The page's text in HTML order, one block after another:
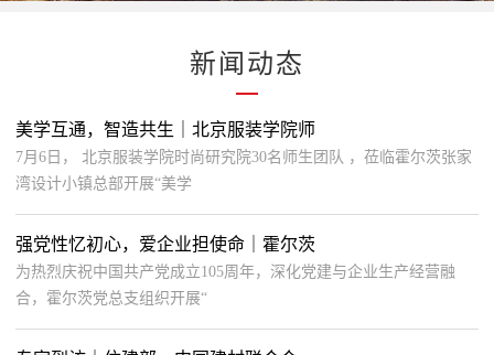
新闻动态
美学互通，智造共生｜北京服装学院师
7月6日， 北京服装学院时尚研究院30名师生团队 ，莅临霍尔茨张家
湾设计小镇总部开展“美学
强党性忆初心，爱企业担使命｜霍尔茨
为热烈庆祝中国共产党成立105周年，深化党建与企业生产经营融
合，霍尔茨党总支组织开展“